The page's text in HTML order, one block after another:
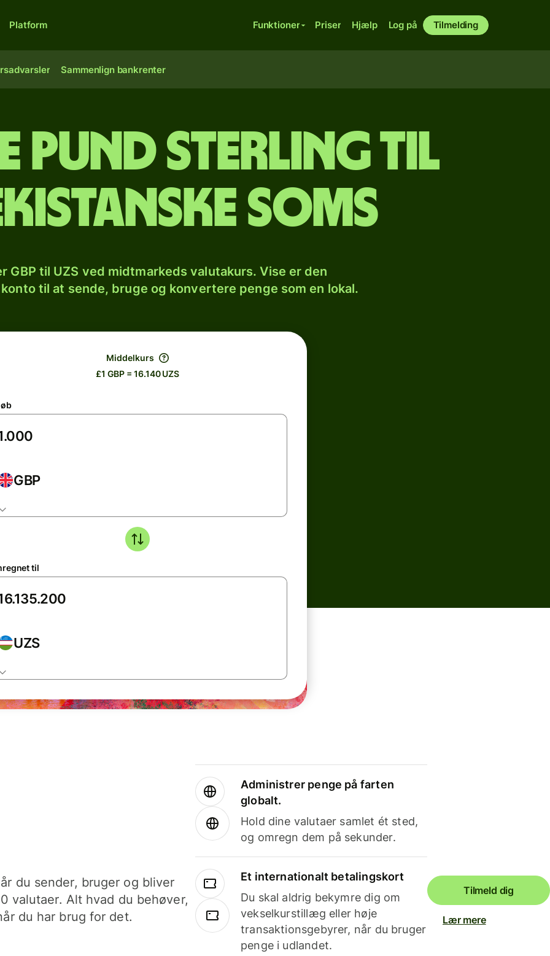
Platform Funktioner Priser Hjælp Log på Tilmelding
Sammenlign bankrenter
pund sterling til
soms
GBP til UZS ved midtmarkeds valutakurs. Vise er den
til at sende, bruge og konvertere penge som en lokal.
Middelkurs
£1 GBP = 16.140 UZS
GBP
til
UZS
du sender, bruger og bliver
valutaer. Alt hvad du behøver,
du har brug for det.
Administrer penge på farten
globalt.
Hold dine valutaer samlet ét sted,
og omregn dem på sekunder.
Et internationalt betalingskort
Du skal aldrig bekymre dig om
vekselkurstillæg eller høje
transaktionsgebyrer, når du bruger
penge i udlandet.
Tilmeld dig
Lær mere